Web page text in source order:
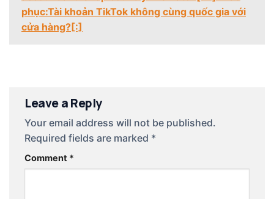
phục:Tài khoản TikTok không cùng quốc gia với
cửa hàng?[:]
Leave a Reply
Your email address will not be published.
Required fields are marked *
Comment *